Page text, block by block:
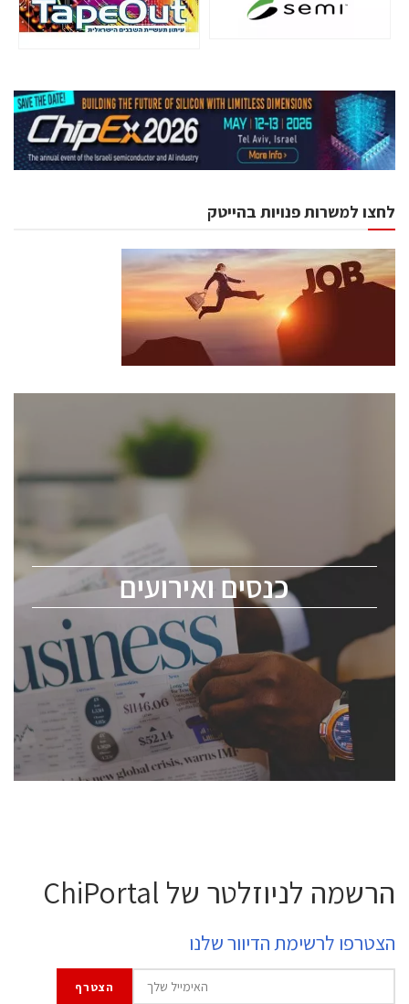
לחצו למשרות פנויות בהייטק
כנסים ואירועים
כנסים ואירועים
לכל העוסקים בתעשיית הסמיקונדקטור כולל מהנדסים,
מומחים מקצועיים ובכירים.
ChipEx2026 will be held on May 12-13, 2026. The
conference is intended for everyone involved in the
semiconductor industry, including engineers,
professional experts, and senior executives.
לחץ לפרטים
הרשמה לניוזלטר של ChiPortal
הצטרפו לרשימת הדיוור שלנו